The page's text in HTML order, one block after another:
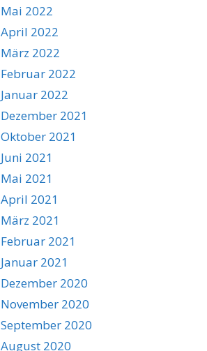
Mai 2022
April 2022
März 2022
Februar 2022
Januar 2022
Dezember 2021
Oktober 2021
Juni 2021
Mai 2021
April 2021
März 2021
Februar 2021
Januar 2021
Dezember 2020
November 2020
September 2020
August 2020